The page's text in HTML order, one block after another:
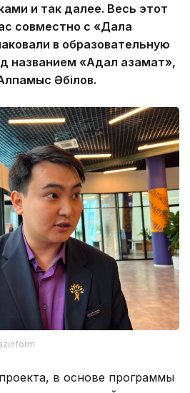
и так далее. Весь этот
совместно с «Дала
в образовательную
названием «Адал азамат»,
Әбілов.
в основе программы